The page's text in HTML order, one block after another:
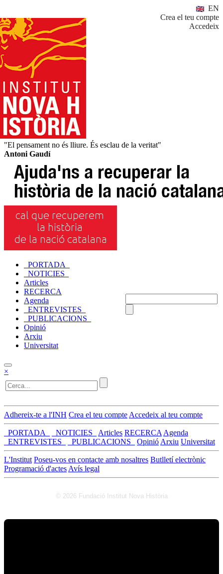
EN
Crea el teu compte
Accedeix
"El pensament no és lliure. És esclau de la veritat"
Antoni Gaudí
_PORTADA_
_NOTICIES_
Articles
RECERCA
Agenda
_ENTREVISTES_
_PUBLICACIONS_
Opinió
Arxiu
Universitat
×
Adhereix-te a l'INH Crea el teu compte Accedeix al teu compte
_PORTADA_ _NOTICIES_ Articles RECERCA Agenda
_ENTREVISTES_
_PUBLICACIONS_ Opinió Arxiu Universitat
L'Institut Poseu-vos en contacte amb nosaltres Butlletí electrònic
Programació d'actes Avís legal
© 2026 Fundació Institut Nova Història